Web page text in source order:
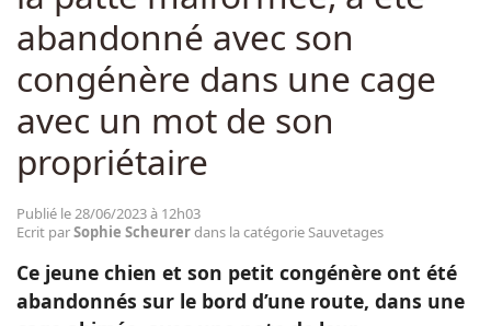
Guides
abandonné avec son
congénère dans une cage
avec un mot de son
propriétaire
Publié le 28/06/2023 à 12h03
Ecrit parSophie Scheurerdans la catégorie Sauvetages
Ce jeune chien et son petit congénère ont été
abandonnés sur le bord d’une route, dans une